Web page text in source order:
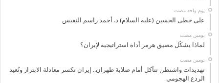
‏يوم واحد مضت
على خطى الحسين (عليه السلام) د. أحمد راسم النفيس
‏يومين مضت
لماذا يشكّل مضيق هرمز أداة استراتيجية لإيران؟
‏يومين مضت
تهديدات واشنطن تتآكل أمام صلابة طهران.. إيران تكسر معادلة الابتزاز وتُعيد
الردع الهجومي